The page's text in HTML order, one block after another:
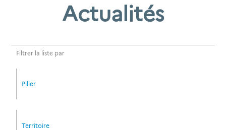
Actualités
Filtrer la liste par
Pilier
Territoire